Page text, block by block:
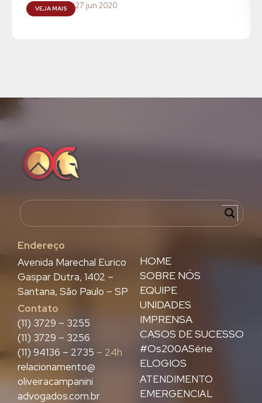
VEJA MAIS 27 jun 2020
Endereço
HOME
SOBRE NÓS
EQUIPE
UNIDADES
IMPRENSA
CASOS DE SUCESSO
#Os200ASérie
ELOGIOS
ATENDIMENTO
EMERGENCIAL
Avenida Marechal Eurico
Gaspar Dutra, 1402 –
Santana, São Paulo – SP
Contato
(11) 3729 – 3255
(11) 3729 – 3256
(11) 94136 – 2735 – 24h
relacionamento@
oliveiracampanini
advogados.com.br